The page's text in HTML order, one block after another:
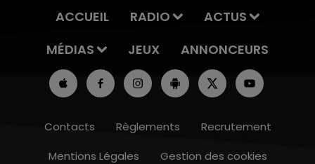
ACCUEIL RADIO
ACTUS
MÉDIAS
JEUX ANNONCEURS
Contacts Règlements
Recrutement
Mentions Légales
Gestion des cookies